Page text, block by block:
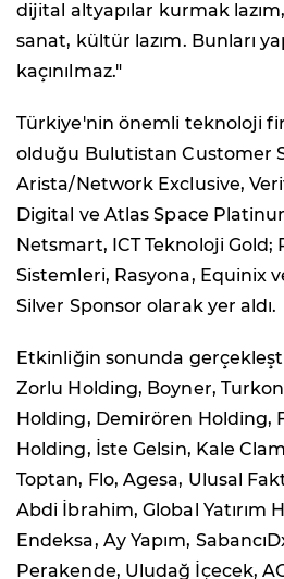
dijital altyapılar kurmak
sanat, kültür lazım. Bunları
kaçınılmaz."
Türkiye'nin önemli teknoloji
olduğu Bulutistan Customer
Arista/Network Exclusive,
Digital ve Atlas Space
Netsmart, ICT Teknoloji Gold;
Sistemleri, Rasyona, Equinix
Silver Sponsor olarak yer aldı.
Etkinliğin sonunda
Zorlu Holding, Boyner,
Holding, Demirören Holding,
Holding, İste Gelsin, Kale
Toptan, Flo, Agesa, Ulusal
Abdi İbrahim, Global Yatırım
Endeksa, Ay Yapım,
Perakende, Uludağ İçecek,